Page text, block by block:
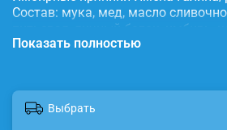
Состав: мука, мед, масло
питьевая, яичный белок, имбирь,
пищевые красители.
Показать полностью
Выбрать